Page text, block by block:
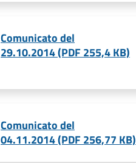
Comunicato del
29.10.2014 (PDF 255,4 KB)
Comunicato del
04.11.2014 (PDF 256,77 KB)